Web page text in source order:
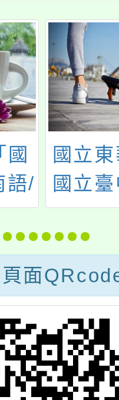
國
語/
教
發
國立
國立
學共
外教
育全
能
頁面